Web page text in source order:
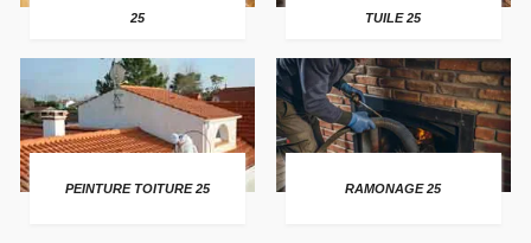
25
TUILE 25
PEINTURE TOITURE 25 RAMONAGE 25